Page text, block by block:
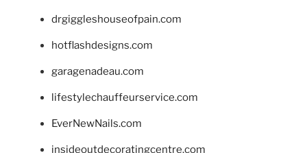
drgiggleshouseofpain.com
hotflashdesigns.com
garagenadeau.com
lifestylechauffeurservice.com
EverNewNails.com
insideoutdecoratingcentre.com